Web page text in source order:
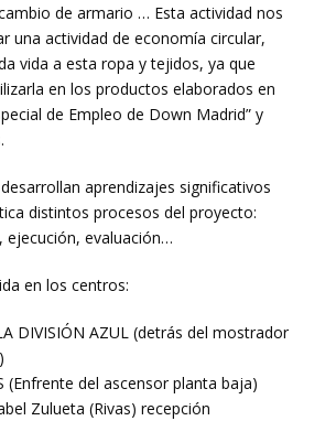
de armario … Esta actividad nos
una actividad de economía circular,
vida a esta ropa y tejidos, ya que
en los productos elaborados en
de Empleo de Down Madrid” y
aprendizajes significativos
distintos procesos del proyecto:
ejecución, evaluación…
en los centros:
DIVISIÓN AZUL (detrás del mostrador
(Enfrente del ascensor planta baja)
Zulueta (Rivas) recepción